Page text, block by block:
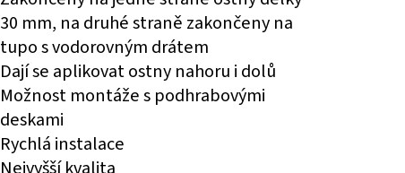
30 mm, na druhé straně zakončeny na
tupo s vodorovným drátem
Dají se aplikovat ostny nahoru i dolů
Možnost montáže s podhrabovými
deskami
Rychlá instalace
Nejvyšší kvalita